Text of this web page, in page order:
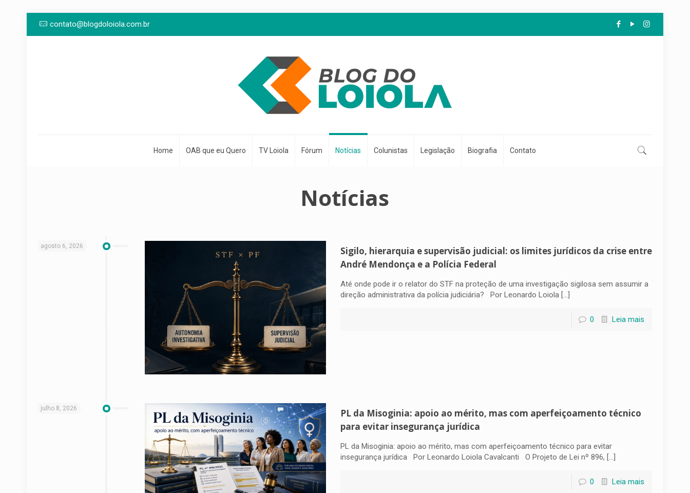
contato@blogdoloiola.com.br
Home OAB que eu Quero TV Loiola Fórum Notícias Colunistas Legislação Biografia Contato
Notícias
agosto 6, 2026
Sigilo, hierarquia e supervisão judicial: os limites jurídicos da crise entre
André Mendonça e a Polícia Federal
Até onde pode ir o relator do STF na proteção de uma investigação sigilosa sem assumir a
direção administrativa da polícia judiciária? Por Leonardo Loiola[…]
0 Leia mais
julho 8, 2026
PL da Misoginia: apoio ao mérito, mas com aperfeiçoamento técnico
para evitar insegurança jurídica
PL da Misoginia: apoio ao mérito, mas com aperfeiçoamento técnico para evitar
insegurança jurídica Por Leonardo Loiola Cavalcanti O Projeto de Lei nº 896, […]
0 Leia mais